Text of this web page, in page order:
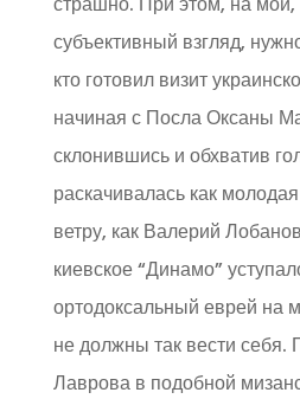
субъективный взгляд,
кто готовил визит
начиная с Посла Оксаны
склонившись и обхватив
раскачивалась как
ветру, как Валерий
киевское “Динамо”
ортодоксальный еврей на
не должны так вести себя.
Лаврова в подобной